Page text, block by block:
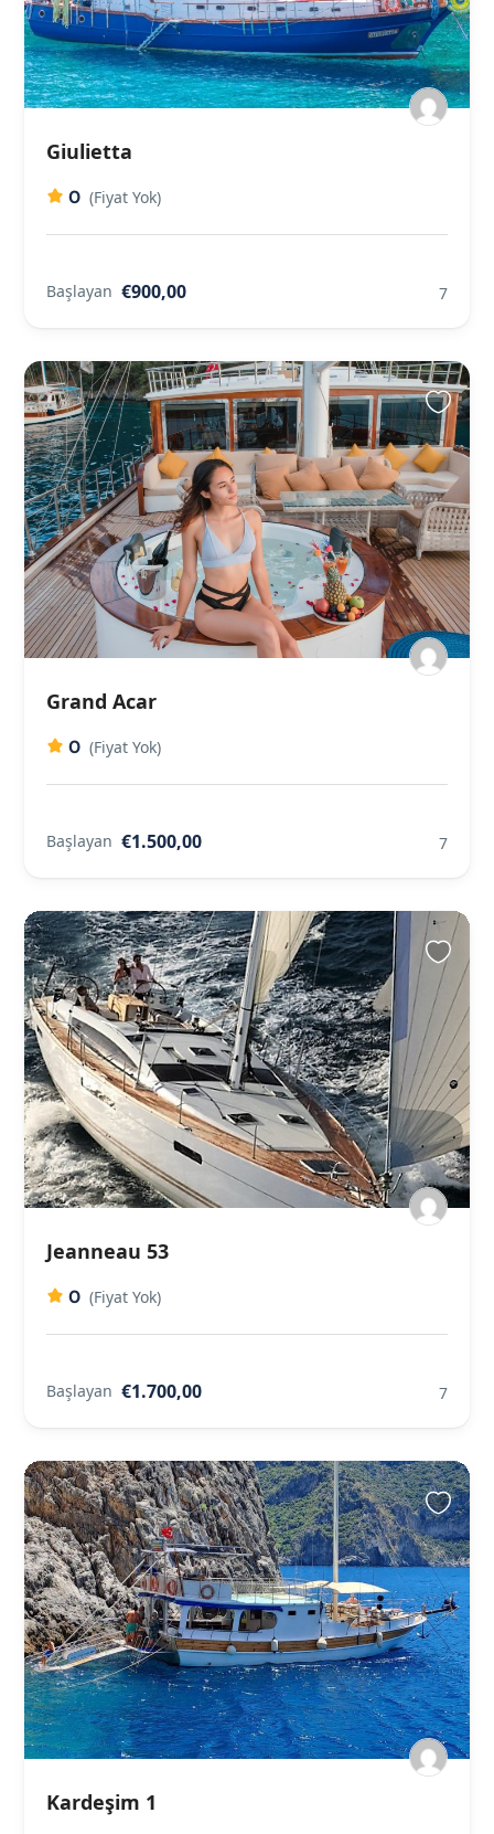
Giulietta
0 (Fiyat Yok)
Başlayan €900,00 7
Grand Acar
0 (Fiyat Yok)
Başlayan €1.500,00 7
Jeanneau 53
0 (Fiyat Yok)
Başlayan €1.700,00 7
Kardeşim 1